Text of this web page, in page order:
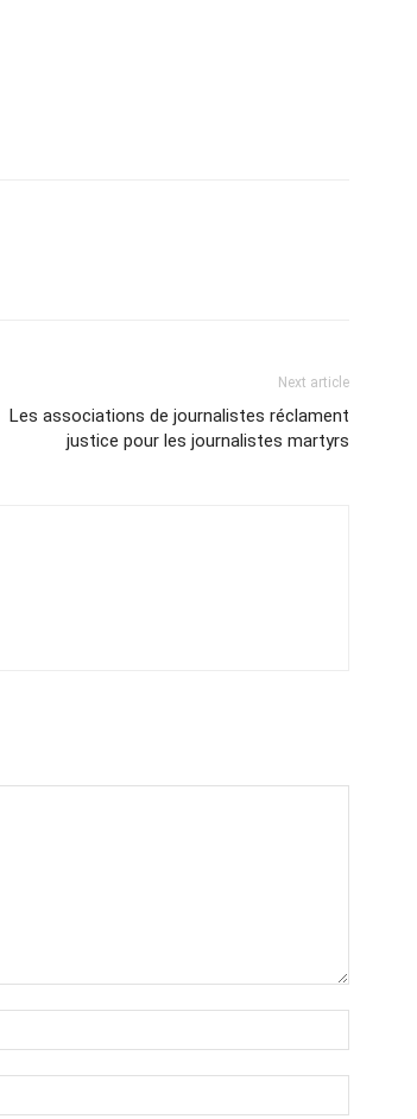
Next article
Les associations de journalistes réclament
justice pour les journalistes martyrs